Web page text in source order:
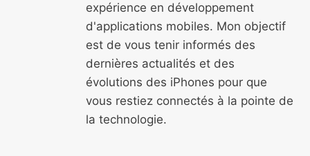
expérience en développement
d'applications mobiles. Mon objectif
est de vous tenir informés des
dernières actualités et des
évolutions des iPhones pour que
vous restiez connectés à la pointe de
la technologie.